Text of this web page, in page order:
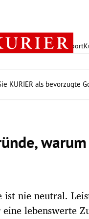
PolitikWirtschaft Sport
KURIER als bevorzugte
ist nie neutral.
lebenswerte